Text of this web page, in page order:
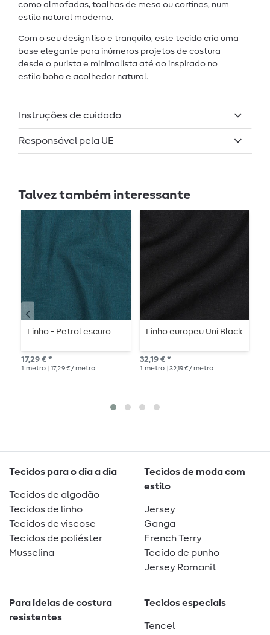
como almofadas, toalhas de mesa ou cortinas, num
estilo natural moderno.
Com o seu design liso e tranquilo, este tecido cria uma
base elegante para inúmeros projetos de costura –
desde o purista e minimalista até ao inspirado no
estilo boho e acolhedor natural.
Instruções de cuidado
Responsável pela UE
Talvez também interessante
Linho - Petrol escuro
17,29 € *
1 metro | 17,29 € / metro
Linho europeu Uni Black
32,19 € *
1 metro | 32,19 € / metro
Tecidos para o dia a dia
Tecidos de algodão
Tecidos de linho
Tecidos de viscose
Tecidos de poliéster
Musselina
Tecidos de moda com
estilo
Jersey
Ganga
French Terry
Tecido de punho
Jersey Romanit
Para ideias de costura
resistentes
Tecidos especiais
Tencel